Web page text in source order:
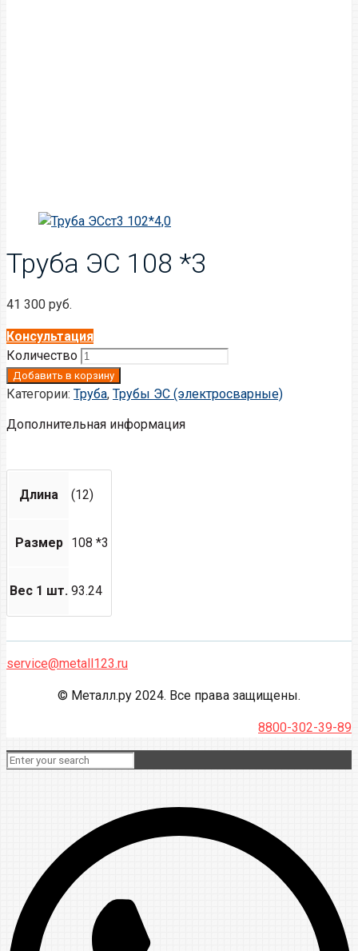
Труба ЭС 108 *3
41 300 руб.
Консультация
Количество
Добавить в корзину
Категории: Труба, Трубы ЭС (электросварные)
Дополнительная информация
Длина (12)
Размер 108 *3
Вес 1 шт. 93.24
service@metall123.ru
© Металл.ру 2024. Все права защищены.
8800-302-39-89